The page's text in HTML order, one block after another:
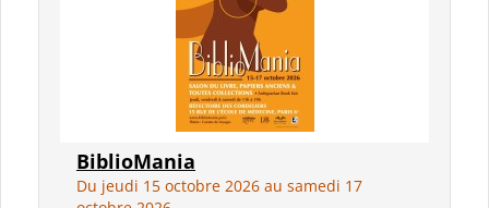
BiblioMania
Du jeudi 15 octobre 2026 au samedi 17